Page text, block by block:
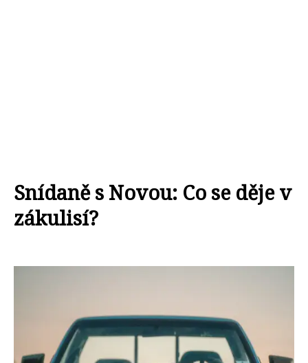
Snídaně s Novou: Co se děje v
zákulisí?